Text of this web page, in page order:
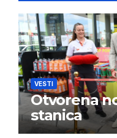
VESTI
Otvorena
stanica